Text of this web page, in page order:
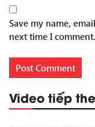
Save my name,
next time I comment.
Video tiếp